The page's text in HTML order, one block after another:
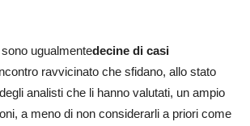
ugualmentedecine di casi
ravvicinato che sfidano, allo stato
analisti che li hanno valutati, un ampio
a meno di non considerarli a priori come